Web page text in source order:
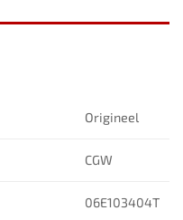
Origineel
CGW
06E103404T